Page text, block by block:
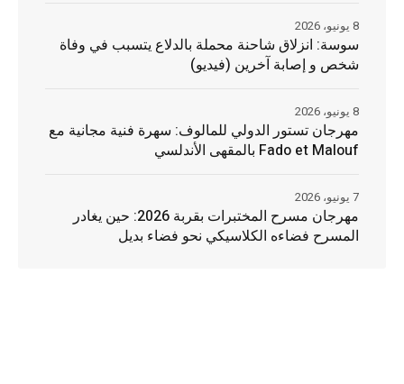
سوسة: انزلاق شاحنة محملة بالدلاع يتسبب في وفاة
شخص و إصابة آخرين (فيديو)
8 يونيو، 2026
مهرجان تستور الدولي للمالوف: سهرة فنية مجانية مع
Fado et Malouf بالمقهى الأندلسي
8 يونيو، 2026
مهرجان مسرح المختبرات بقربة 2026: حين يغادر
المسرح فضاءه الكلاسيكي نحو فضاء بديل
7 يونيو، 2026